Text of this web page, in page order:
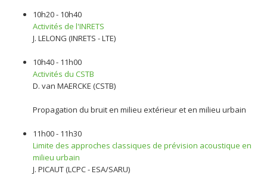
10h20 - 10h40
Activités de l'INRETS
J. LELONG (INRETS - LTE)
10h40 - 11h00
Activités du CSTB
D. van MAERCKE (CSTB)
Propagation du bruit en milieu extérieur et en milieu urbain
11h00 - 11h30
Limite des approches classiques de prévision acoustique en
milieu urbain
J. PICAUT (LCPC - ESA/SARU)